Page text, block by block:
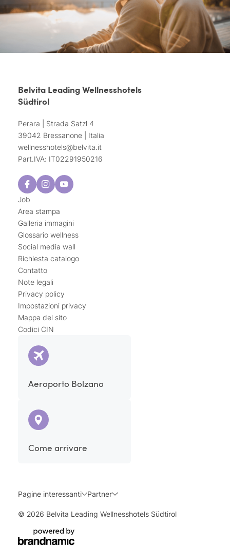
Belvita Leading Wellnesshotels
Südtirol
Perara | Strada Satzl 4
39042 Bressanone | Italia
wellnesshotels@belvita.it
Part.IVA: IT02291950216
Job
Area stampa
Galleria immagini
Glossario wellness
Social media wall
Richiesta catalogo
Contatto
Note legali
Privacy policy
Impostazioni privacy
Mappa del sito
Codici CIN
Aeroporto Bolzano
Come arrivare
Pagine interessanti Partner
© 2026 Belvita Leading Wellnesshotels Südtirol